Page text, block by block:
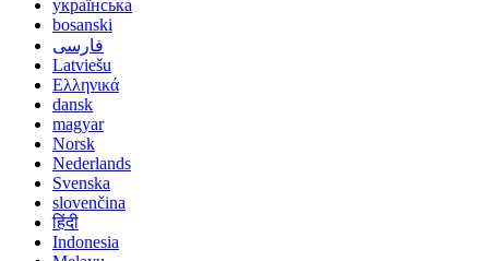
українська
bosanski
فارسی
Latviešu
Ελληνικά
dansk
magyar
Norsk
Nederlands
Svenska
slovenčina
हिंदी
Indonesia